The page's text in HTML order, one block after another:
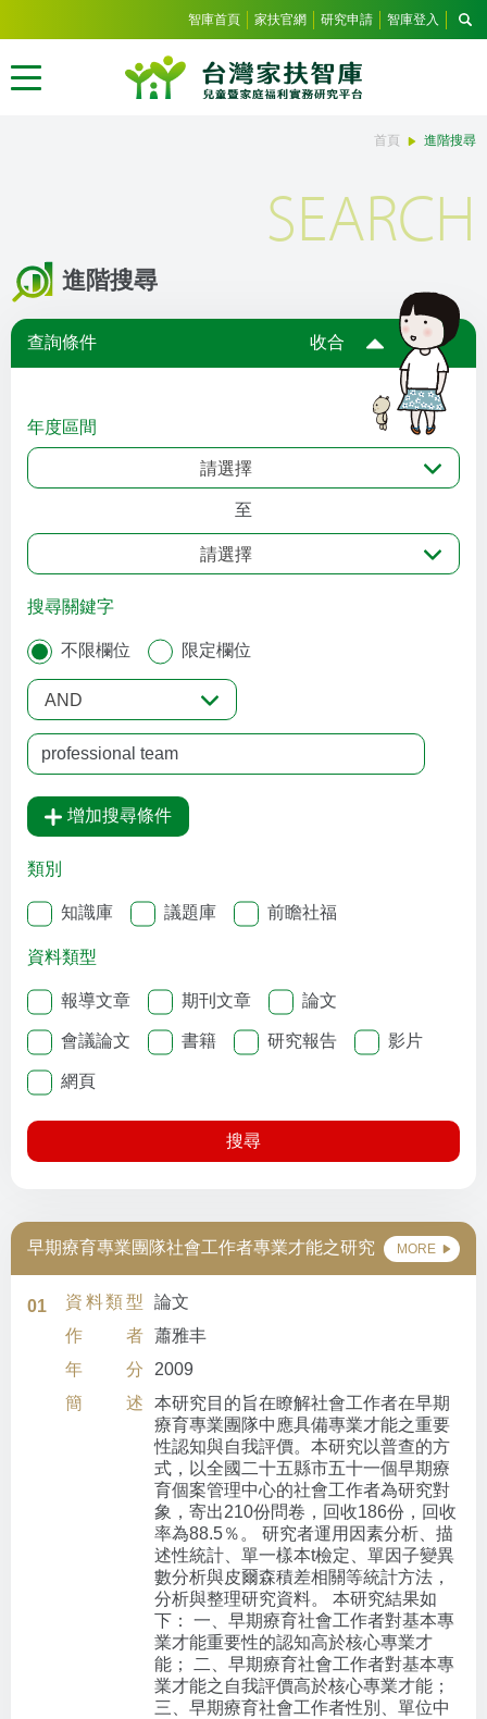
智庫首頁 家扶官網 研究申請 智庫登入
首頁 進階搜尋
進階搜尋
SEARCH
查詢條件 收合
年度區間
請選擇
至
請選擇
搜尋關鍵字
不限欄位 限定欄位
AND
增加搜尋條件
類別
知識庫 議題庫 前瞻社福
資料類型
報導文章 期刊文章 論文
會議論文 書籍 研究報告 影片
網頁
搜尋
早期療育專業團隊社會工作者專業才能之研究 MORE
01 資料類型
論文
作者 蕭雅丰
年分
2009
簡述
本研究目的旨在瞭解社會工作者在早期
療育專業團隊中應具備專業才能之重要
性認知與自我評價。本研究以普查的方
式，以全國二十五縣市五十一個早期療
育個案管理中心的社會工作者為研究對
象，寄出210份問卷，回收186份，回收
率為88.5％。 研究者運用因素分析、描
述性統計、單一樣本t檢定、單因子變異
數分析與皮爾森積差相關等統計方法，
分析與整理研究資料。 本研究結果如
下： 一、早期療育社會工作者對基本專
業才能重要性的認知高於核心專業才
能； 二、早期療育社會工作者對基本專
業才能之自我評價高於核心專業才能；
三、早期療育社會工作者性別、單位中